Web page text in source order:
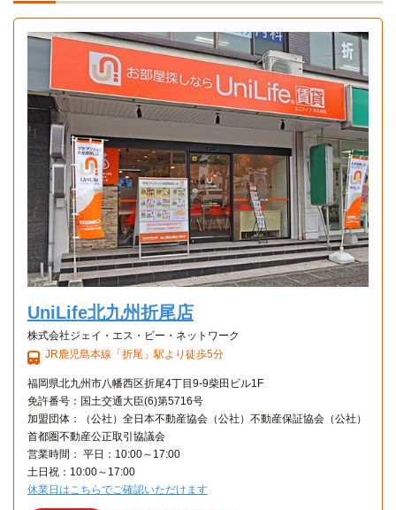
Aタイプ
1K 23.4㎡〜23.4㎡
UniLife北九州折尾店
株式会社ジェイ・エス・ビー・ネットワーク
JR鹿児島本線「折尾」駅より徒歩5分
福岡県北九州市八幡西区折尾4丁目9-9柴田ビル1F
免許番号：国土交通大臣(6)第5716号
加盟団体：（公社）全日本不動産協会（公社）不動産保証協会（公社）
首都圏不動産公正取引協議会
営業時間： 平日：10:00～17:00
土日祝：10:00～17:00
休業日はこちらでご確認いただけます